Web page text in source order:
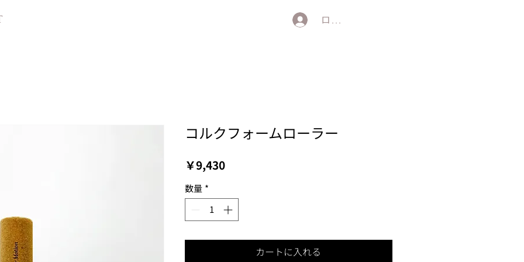
ログイン
コルクフォームローラー
￥9,430価
数量 *
カートに入れる